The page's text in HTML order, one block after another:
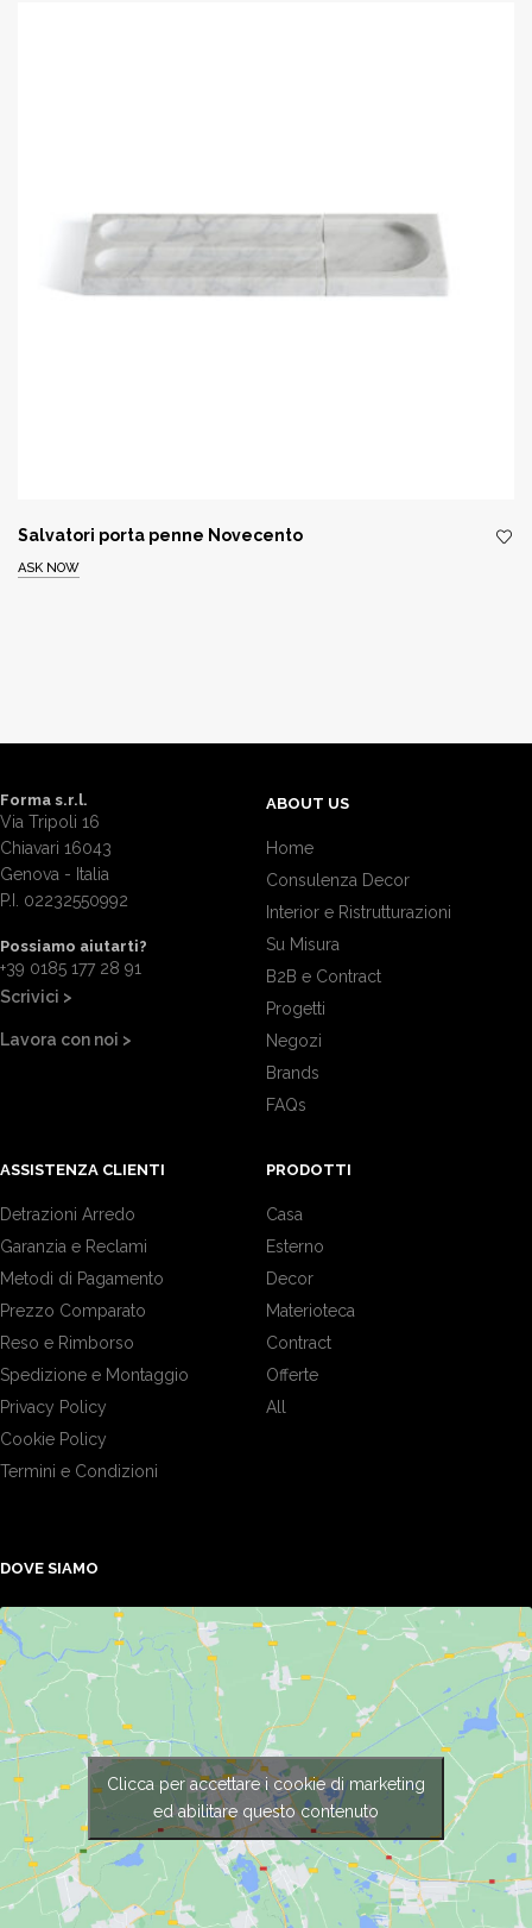
Salvatori porta penne Novecento
ASK NOW
Forma s.r.l.
Via Tripoli 16
Chiavari 16043
Genova - Italia
P.I. 02232550992
Possiamo aiutarti?
+39 0185 177 28 91
Scrivici >
Lavora con noi >
ABOUT US
Home
Consulenza Decor
Interior e Ristrutturazioni
Su Misura
B2B e Contract
Progetti
Negozi
Brands
FAQs
ASSISTENZA CLIENTI
Detrazioni Arredo
Garanzia e Reclami
Metodi di Pagamento
Prezzo Comparato
Reso e Rimborso
Spedizione e Montaggio
Privacy Policy
Cookie Policy
Termini e Condizioni
PRODOTTI
Casa
Esterno
Decor
Materioteca
Contract
Offerte
All
DOVE SIAMO
Clicca per accettare i cookie di marketing
ed abilitare questo contenuto